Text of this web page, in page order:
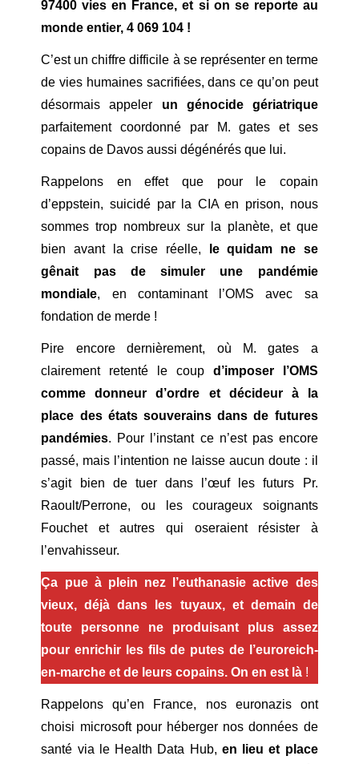
97400 vies en France, et si on se reporte au
monde entier, 4 069 104 !
C’est un chiffre difficile à se représenter en terme
de vies humaines sacrifiées, dans ce qu’on peut
désormais appeler un génocide gériatrique
parfaitement coordonné par M. gates et ses
copains de Davos aussi dégénérés que lui.
Rappelons en effet que pour le copain
d’eppstein, suicidé par la CIA en prison, nous
sommes trop nombreux sur la planète, et que
bien avant la crise réelle,
le quidam ne se
gênait pas de simuler une pandémie
mondiale, en contaminant l’OMS avec sa
fondation de merde !
Pire encore dernièrement, où M. gates a
clairement retenté le coup d’imposer l’OMS
comme donneur d’ordre et décideur à la
place des états souverains dans de futures
pandémies. Pour l’instant ce n’est pas encore
passé, mais l’intention ne laisse aucun doute : il
s’agit bien de tuer dans l’œuf les futurs Pr.
Raoult/Perrone, ou les courageux soignants
Fouchet et autres qui oseraient résister à
l’envahisseur.
Ça pue à plein nez l’euthanasie active des
vieux, déjà dans les tuyaux, et demain de
toute personne ne produisant plus assez
pour enrichir les fils de putes de l’euroreich-
en-marche et de leurs copains. On en est là !
Rappelons qu’en France, nos euronazis ont
choisi microsoft pour héberger nos données de
santé via le Health Data Hub, en lieu et place